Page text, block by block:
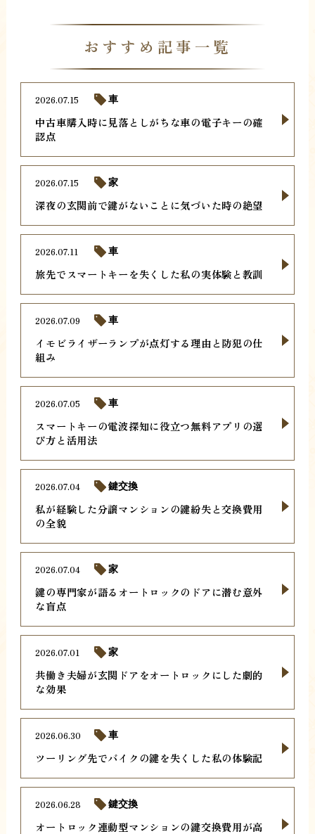
おすすめ記事一覧
中古車購入時に見落としがちな車の電子キーの確
認点
2026.07.15 車
深夜の玄関前で鍵がないことに気づいた時の絶望
2026.07.15 家
旅先でスマートキーを失くした私の実体験と教訓
2026.07.11 車
イモビライザーランプが点灯する理由と防犯の仕
組み
2026.07.09 車
スマートキーの電波探知に役立つ無料アプリの選
び方と活用法
2026.07.05 車
私が経験した分譲マンションの鍵紛失と交換費用
の全貌
2026.07.04 鍵交換
鍵の専門家が語るオートロックのドアに潜む意外
な盲点
2026.07.04 家
共働き夫婦が玄関ドアをオートロックにした劇的
な効果
2026.07.01 家
ツーリング先でバイクの鍵を失くした私の体験記
2026.06.30 車
オートロック連動型マンションの鍵交換費用が高
2026.06.28 鍵交換